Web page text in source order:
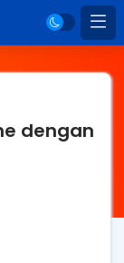
dengan